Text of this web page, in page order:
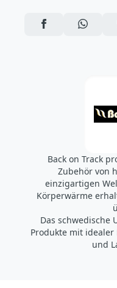
753 23 Uppsala
Schweden
AUF FACEBOOK
ÜBER
Back on Track
Zubehör von
einzigartigen
Körperwärme
Das schwedische
Produkte mit idealer
und